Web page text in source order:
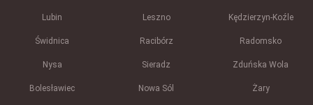
Lubin Leszno Kędzierzyn-Koźle
Świdnica Racibórz Radomsko
Nysa Sieradz Zduńska Wola
Bolesławiec Nowa Sól Żary